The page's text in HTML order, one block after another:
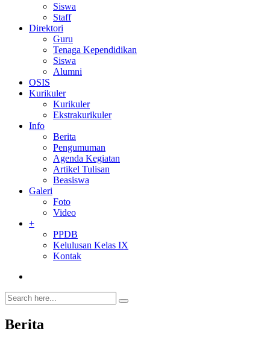
Siswa
Staff
Direktori
Guru
Tenaga Kependidikan
Siswa
Alumni
OSIS
Kurikuler
Kurikuler
Ekstrakurikuler
Info
Berita
Pengumuman
Agenda Kegiatan
Artikel Tulisan
Beasiswa
Galeri
Foto
Video
+
PPDB
Kelulusan Kelas IX
Kontak
Berita